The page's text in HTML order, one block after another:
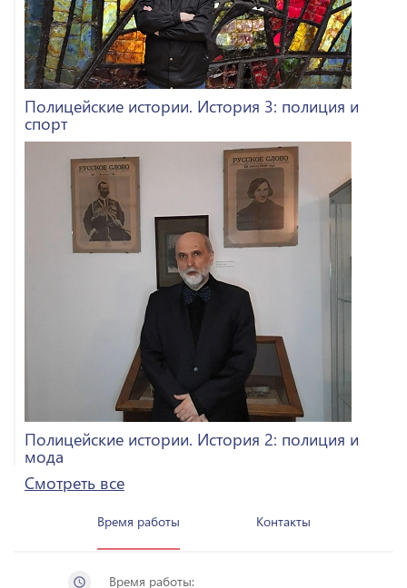
Полицейские истории. История 3: полиция и
спорт
Полицейские истории. История 2: полиция и
мода
Смотреть все
Время работы Контакты
schedule Время работы: